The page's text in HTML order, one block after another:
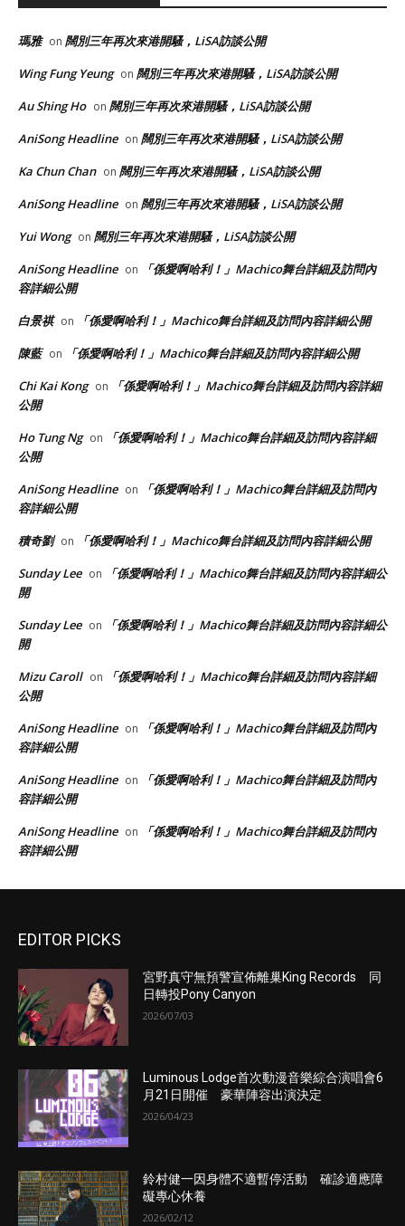
瑪雅 on 闊別三年再次來港開騷，LiSA訪談公開
Wing Fung Yeung on 闊別三年再次來港開騷，LiSA訪談公開
Au Shing Ho on 闊別三年再次來港開騷，LiSA訪談公開
AniSong Headline on 闊別三年再次來港開騷，LiSA訪談公開
Ka Chun Chan on 闊別三年再次來港開騷，LiSA訪談公開
AniSong Headline on 闊別三年再次來港開騷，LiSA訪談公開
Yui Wong on 闊別三年再次來港開騷，LiSA訪談公開
AniSong Headline on
「係愛啊哈利！」Machico舞台詳細及訪問內
容詳細公開
白景祺 on
「係愛啊哈利！」Machico舞台詳細及訪問內容詳細公開
陳藍 on
「係愛啊哈利！」Machico舞台詳細及訪問內容詳細公開
Chi Kai Kong on
「係愛啊哈利！」Machico舞台詳細及訪問內容詳細
公開
Ho Tung Ng on
「係愛啊哈利！」Machico舞台詳細及訪問內容詳細
公開
AniSong Headline on
「係愛啊哈利！」Machico舞台詳細及訪問內
容詳細公開
積奇劉 on
「係愛啊哈利！」Machico舞台詳細及訪問內容詳細公開
Sunday Lee on
「係愛啊哈利！」Machico舞台詳細及訪問內容詳細公
開
Sunday Lee on
「係愛啊哈利！」Machico舞台詳細及訪問內容詳細公
開
Mizu Caroll on
「係愛啊哈利！」Machico舞台詳細及訪問內容詳細
公開
AniSong Headline on
「係愛啊哈利！」Machico舞台詳細及訪問內
容詳細公開
AniSong Headline on
「係愛啊哈利！」Machico舞台詳細及訪問內
容詳細公開
AniSong Headline on
「係愛啊哈利！」Machico舞台詳細及訪問內
容詳細公開
EDITOR PICKS
宮野真守無預警宣佈離巢King Records 同
日轉投Pony Canyon
2026/07/03
Luminous Lodge首次動漫音樂綜合演唱會6
月21日開催 豪華陣容出演決定
2026/04/23
鈴村健一因身體不適暫停活動 確診適應障
礙專心休養
2026/02/12